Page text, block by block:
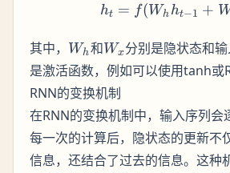
h_t =
ht = f(Wh ht−1 +
其中， W_h
Wh和W_x
Wx分别是隐状态和输
是激活函数，例如可以使用tanh或
RNN的变换机制
在RNN的变换机制中，输入序列会
每一次的计算后，隐状态的更新不
信息，还结合了过去的信息。这种